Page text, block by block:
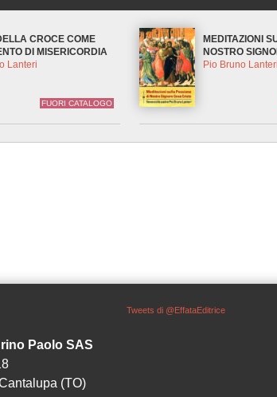
CROCE COME
DI MISERICORDIA
Lanteri
FUORI CATALOGO
MEDITAZIONI
NOSTRO
Pio Bruno Lanteri
Paolo SAS
(TO)
Tweets di @EffataEditrice